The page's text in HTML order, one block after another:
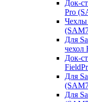
Док-
Pro
Чехлы
Для
чехол
Док-
Для
Для